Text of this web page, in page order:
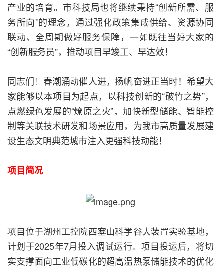
产业的培育。市科技局也将继续秉持“创新所需、服
务所向”的理念，通过强化政策集成供给、资源协同
联动、全周期做好服务保障，一如既往当好大家的
“创新服务员”，推动项目早竣工、早达效！
同志们！春潮涌动催人进，扬帆奋进正当时！希望大
家能够以本项目为起点，以科技创新的“破竹之势”，
点燃绿色发展的“燎原之火”，加快新型储能、智能控
制等关联技术研发和场景应用，为我市高质量发展建
设生态文明典范城市注入更强科技动能！
项目简况
项目位于湖州工控院西塞山科学谷大装置实验基地，
计划于2025年7月投入调试运行。项目投运后，将切
实支撑面向工业低碳化的超高温热泵储能技术的优化